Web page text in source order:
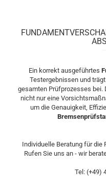
Ein korrekt ausgeführtes
Testergebnissen und
gesamten Prüfprozesses bei.
nicht nur eine
um die Genauigkeit,
Individuelle Beratung für die
Rufen Sie uns an - wir
Tel: (+49)